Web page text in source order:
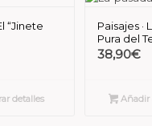
“Jinete
detalles
Paisajes ·
Pura del
38,90€
Añadir